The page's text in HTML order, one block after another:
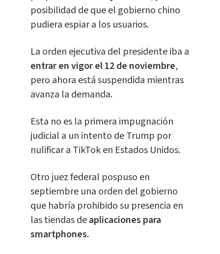
posibilidad de que el gobierno chino
pudiera espiar a los usuarios.
La orden ejecutiva del presidente iba a
entrar en vigor el 12 de noviembre,
pero ahora está suspendida mientras
avanza la demanda.
Esta no es la primera impugnación
judicial a un intento de Trump por
nulificar a TikTok en Estados Unidos.
Otro juez federal pospuso en
septiembre una orden del gobierno
que habría prohibido su presencia en
las tiendas deaplicaciones para
smartphones.